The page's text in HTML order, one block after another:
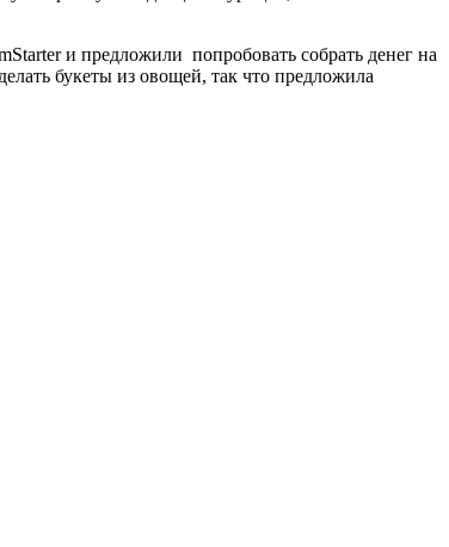
и предложили попробовать собрать денег на
букеты из овощей, так что предложила